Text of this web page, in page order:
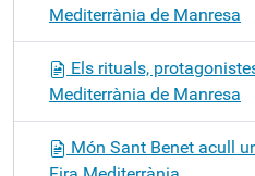
Mediterrània de Manresa
Els rituals,
Mediterrània de Manresa
Món Sant Benet acull